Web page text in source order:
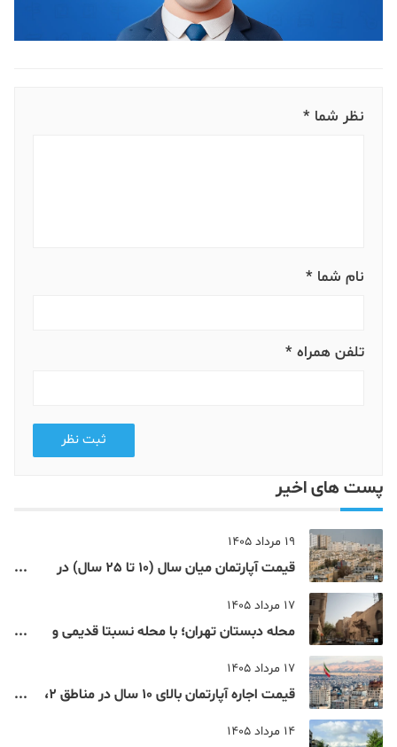
نظر شما *
نام شما *
تلفن همراه *
ثبت نظر
پست های اخیر
19 مرداد 1405
قیمت آپارتمان میان سال (10 تا 25 سال) در
17 مرداد 1405
محله دبستان تهران؛ با محله نسبتا قدیمی و
17 مرداد 1405
قیمت اجاره آپارتمان بالای 10 سال در مناطق 2،
14 مرداد 1405